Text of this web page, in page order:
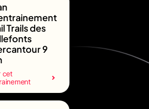
Trails des
9
cet